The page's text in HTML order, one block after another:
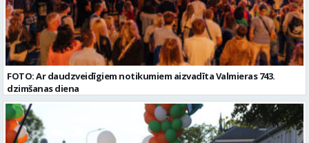
FOTO: Ar daudzveidīgiem notikumiem aizvadīta Valmieras 743.
dzimšanas diena